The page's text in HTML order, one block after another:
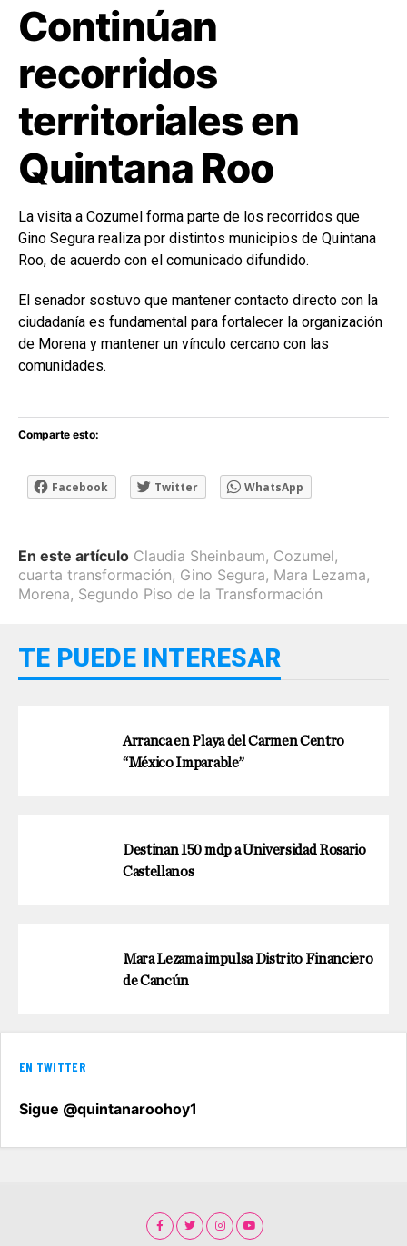
Continúan
recorridos
territoriales en
Quintana Roo
La visita a Cozumel forma parte de los recorridos que
Gino Segura realiza por distintos municipios de Quintana
Roo, de acuerdo con el comunicado difundido.
El senador sostuvo que mantener contacto directo con la
ciudadanía es fundamental para fortalecer la organización
de Morena y mantener un vínculo cercano con las
comunidades.
Comparte esto:
Facebook Twitter WhatsApp
En este artículo Claudia Sheinbaum, Cozumel,
cuarta transformación, Gino Segura, Mara Lezama,
Morena, Segundo Piso de la Transformación
TE PUEDE INTERESAR
Arranca en Playa del Carmen Centro
“México Imparable”
Destinan 150 mdp a Universidad Rosario
Castellanos
Mara Lezama impulsa Distrito Financiero
de Cancún
EN TWITTER
Sigue @quintanaroohoy1